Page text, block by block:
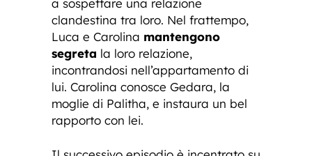
clandestina tra loro. Nel frattempo,
Luca e Carolina mantengono
segreta la loro relazione,
incontrandosi nell’appartamento di
lui. Carolina conosce Gedara, la
moglie di Palitha, e instaura un bel
rapporto con lei.